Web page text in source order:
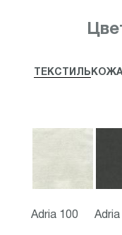
ТЕКСТИЛЬ
Adria 100 Adria